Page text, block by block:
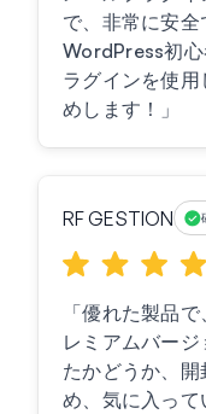
で、非常に安全
WordPress初
ラグインを使
めします！」
RF GESTION
「優れた製品
レミアムバー
たかどうか、
め、気に入って